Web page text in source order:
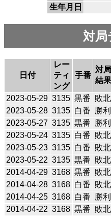
生年月日
対局
日付
レー
ティ
ング
手番
対局
結果
2023-05-29 3135 黒番 敗北
2023-05-28 3135 白番 勝利
2023-05-27 3135 黒番 勝利
2023-05-24 3135 白番 敗北
2023-05-23 3135 白番 敗北
2023-05-22 3135 黒番 敗北
2014-04-29 3168 黒番 敗北
2014-04-28 3168 白番 敗北
2014-04-25 3168 白番 勝利
2014-04-22 3168 黒番 敗北